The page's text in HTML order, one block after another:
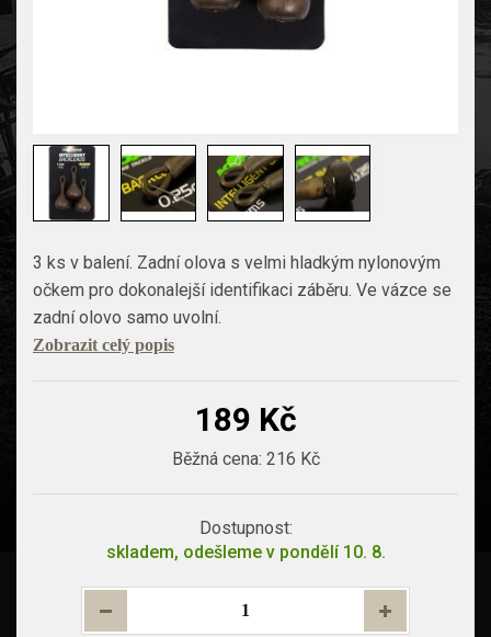
3 ks v balení. Zadní olova s velmi hladkým nylonovým
očkem pro dokonalejší identifikaci záběru. Ve vázce se
zadní olovo samo uvolní.
Zobrazit celý popis
189 Kč
Běžná cena: 216 Kč
Dostupnost:
skladem, odešleme v pondělí 10. 8.